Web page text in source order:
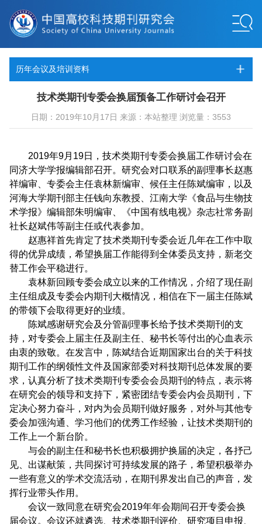
历年会议及培训资料
技术类期刊专委会换届预备工作研讨会召开
日期：2019年10月17日 来源：本站整理 浏览量：3553
2019年9月 19日，技术类期刊专委会换届工作研讨会在
同济大学学报编辑部召开。研究会对口联系的副理事长赵惠
祥编审、专委会主任袁林新编审、候任主任陈斌编审，以及
河海大学期刊部主任钱向东教授、江南大学《食品与生物技
术学报》编辑部朱明编审、《中国有线电视》杂志社常务副
社长赵斌伟等副主任或代表参加。
赵惠祥首先肯定了技术类期刊专委会近几年在工作中取
得的优异成绩，希望换届工作能得到全体委员支持，新老交
替工作会平稳进行。
袁林新回顾专委会成立以来的工作情况，介绍了现任副
主任组成及专委会内期刊大概情况，相信在下一届主任陈斌
的带领下会取得更好的业绩。
陈斌感谢研究会及分管副理事长给予技术类期刊的支
持，对专委会上届主任及副主任、秘书长等付出的心血表示
由衷的致敬。在发言中，陈斌结合近期国家出台的关于科技
期刊工作的纲领性文件及国家部委对科技期刊总体发展的要
求，认真分析了技术类期刊专委会会员期刊的特点，表示将
在研究会的领导和支持下，紧密团结专委会内会员期刊，下
定决心努力奋斗，对内为会员期刊做好服务，对外与其他专
委会加强沟通、学习他们的优秀工作经验，让技术类期刊的
工作上一个新台阶。
与会的副主任和秘书长也积极拥护换届的决定，各抒己
见、出谋献策，共同探讨可持续发展的路子，希望积极举办
一些有意义的学术交流活动，在期刊界发出自己的声音，发
挥行业带头作用。
会议一致同意在研究会2019年年会期间召开专委会换
届会议。会议还就遴选、技术类期刊评价、研究项目申报、